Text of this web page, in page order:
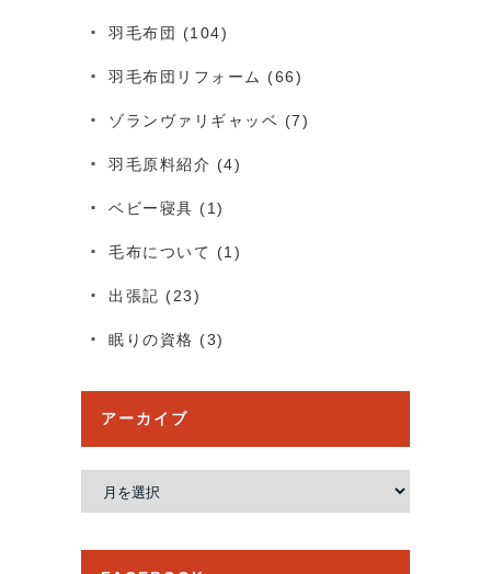
羽毛布団 (104)
羽毛布団リフォーム (66)
ゾランヴァリギャッベ (7)
羽毛原料紹介 (4)
ベビー寝具 (1)
毛布について (1)
出張記 (23)
眠りの資格 (3)
アーカイブ
ー